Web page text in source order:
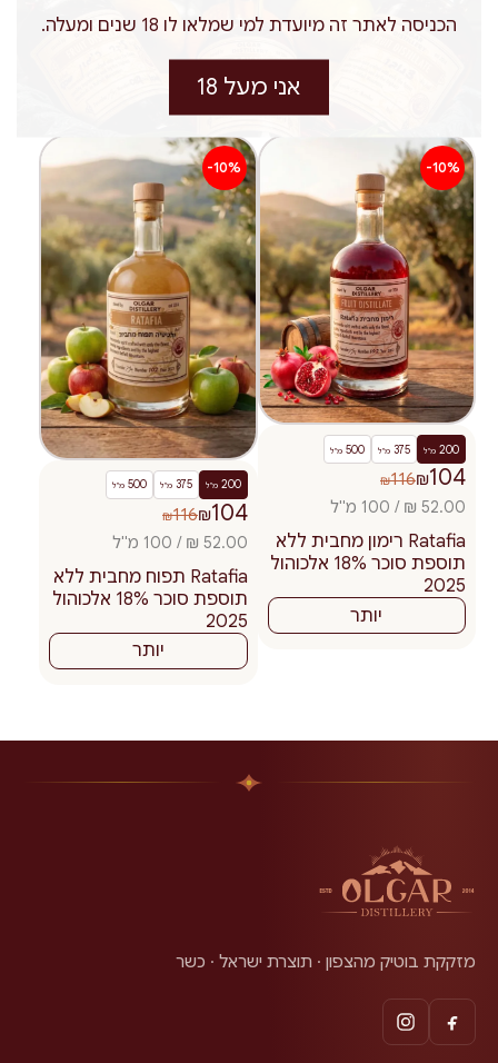
Ratafia פירות יער ללא
Ratafia דומדמניות 26%
-10%
200 מ"ל 375 מ"ל 500 מ"ל
₪104
₪116
52.00 ₪ / 100 מ"ל
Ratafia רימון מחבית ללא
תוספת סוכר 18% אלכוהול
2025
יותר
-10%
200 מ"ל 375 מ"ל 500 מ"ל
₪104
₪116
52.00 ₪ / 100 מ"ל
Ratafia תפוח מחבית ללא
תוספת סוכר 18% אלכוהול
2025
יותר
מזקקת בוטיק מהצפון · תוצרת ישראל · כשר
הכניסה לאתר זה מיועדת למי שמלאו לו 18 שנים ומעלה.
אני מעל 18